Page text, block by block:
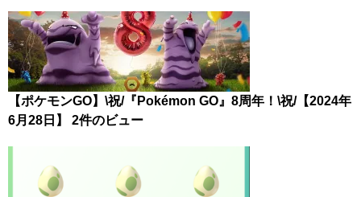
【ポケモンGO】\祝/『Pokémon GO』8周年！\祝/【2024年
6月28日】
2件のビュー